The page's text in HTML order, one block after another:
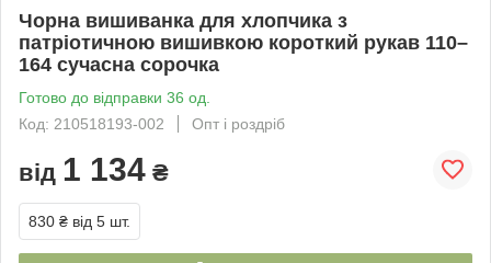
Чорна вишиванка для хлопчика з
патріотичною вишивкою короткий рукав 110–
164 сучасна сорочка
Готово до відправки 36 од.
Код: 210518193-002
Опт і роздріб
від 1 134 ₴
830 ₴ від 5 шт.